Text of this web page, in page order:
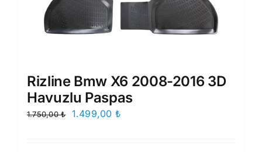
Rizline Bmw X6 2008-2016 3D
Havuzlu Paspas
1.750,00₺
Orijinal
1.499,00 ₺